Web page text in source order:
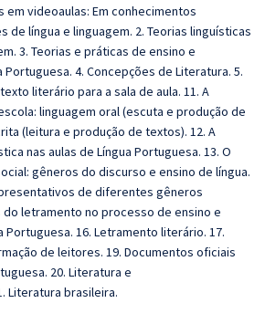
em videoaulas: Em conhecimentos
de língua e linguagem. 2. Teorias linguísticas
3. Teorias e práticas de ensino e
4. Concepções de Literatura. 5.
literário para a sala de aula. 11. A
linguagem oral (escuta e produção de
(leitura e produção de textos). 12. A
nas aulas de Língua Portuguesa. 13. O
gêneros do discurso e ensino de língua.
de diferentes gêneros
do letramento no processo de ensino e
Portuguesa. 16. Letramento literário. 17.
de leitores. 19. Documentos oficiais
20. Literatura e
Literatura brasileira.